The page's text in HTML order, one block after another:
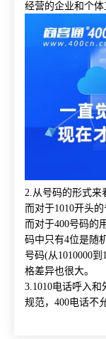
经营的企业和个体
2.从号码的形式来
而对于1010开头
而对于400号码的
码中只有4位是随
号码(从1010000
格差异也很大。
3.1010电话呼入
规范，400电话不